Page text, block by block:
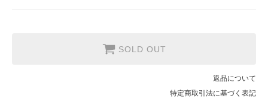
SOLD OUT
返品について
特定商取引法に基づく表記